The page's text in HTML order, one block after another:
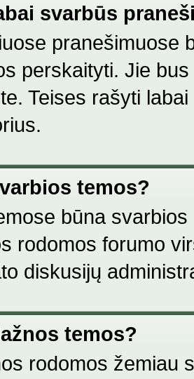
svarbūs
pranešimuose
perskaityti. Jie
Teises rašyti
temos?
būna
rodomos forumo
diskusijų
temos?
rodomos žemiau